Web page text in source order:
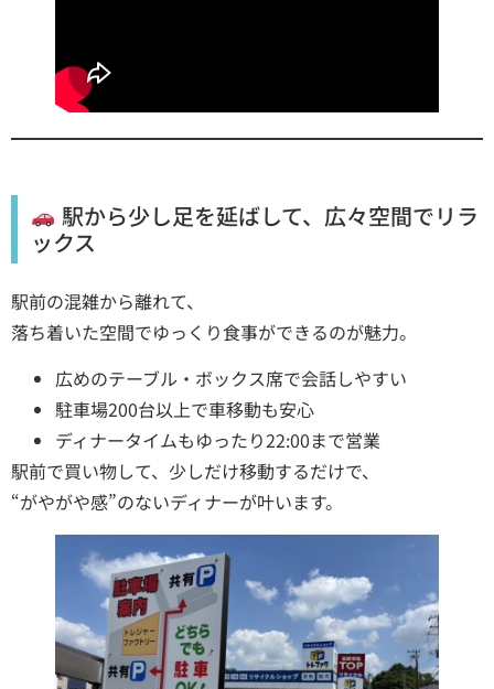
駅から少し足を延ばして、広々空間でリラ
ックス
駅前の混雑から離れて、
落ち着いた空間でゆっくり食事ができるのが魅力。
広めのテーブル・ボックス席で会話しやすい
駐車場200台以上で車移動も安心
ディナータイムもゆったり22:00まで営業
駅前で買い物して、少しだけ移動するだけで、
“がやがや感”のないディナーが叶います。